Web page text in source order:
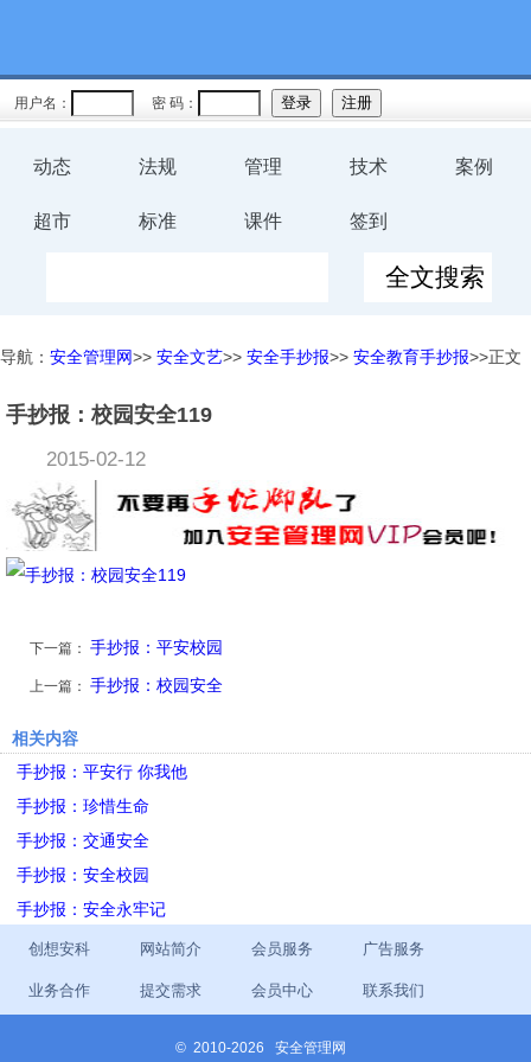
用户名： 密 码：
动态 法规 管理 技术 案例
超市 标准 课件 签到
导航： 安全管理网>> 安全文艺>> 安全手抄报>> 安全教育手抄报>>正文
手抄报：校园安全119
2015-02-12
下一篇： 手抄报：平安校园
上一篇： 手抄报：校园安全
相关内容
手抄报：平安行 你我他
手抄报：珍惜生命
手抄报：交通安全
手抄报：安全校园
手抄报：安全永牢记
创想安科 网站简介 会员服务 广告服务
业务合作 提交需求 会员中心 联系我们
© 2010-2026 安全管理网